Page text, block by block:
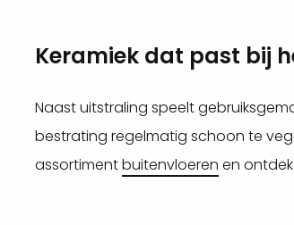
Keramiek dat past bij
Naast uitstraling speelt
bestrating regelmatig schoon te
assortimentbuitenvloeren en